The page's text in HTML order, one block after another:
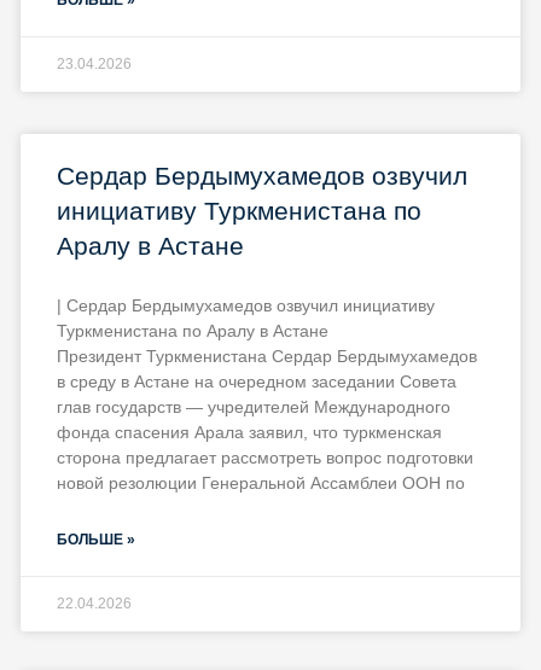
23.04.2026
Сердар Бердымухамедов озвучил
инициативу Туркменистана по
Аралу в Астане
| Сердар Бердымухамедов озвучил инициативу
Туркменистана по Аралу в Астане
Президент Туркменистана Сердар Бердымухамедов
в среду в Астане на очередном заседании Совета
глав государств — учредителей Международного
фонда спасения Арала заявил, что туркменская
сторона предлагает рассмотреть вопрос подготовки
новой резолюции Генеральной Ассамблеи ООН по
БОЛЬШЕ »
22.04.2026